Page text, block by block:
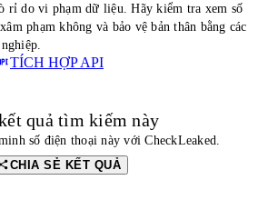
rỉ do vi phạm dữ liệu. Hãy kiểm tra xem số
phạm không và bảo vệ bản thân bằng các
TÍCH HỢP API
quả tìm kiếm này
số điện thoại này với CheckLeaked.
CHIA SẺ KẾT QUẢ